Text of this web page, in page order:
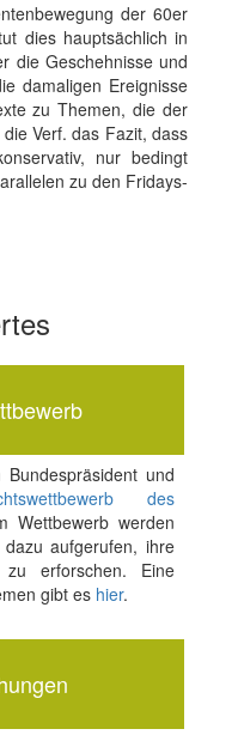
der 60er
dies hauptsächlich in
die Geschehnisse und
damaligen Ereignisse
zu Themen, die der
Verf. das Fazit, dass
nur bedingt
zu den Fridays-
und
des
Wettbewerb werden
aufgerufen, ihre
zu erforschen. Eine
gibt es hier.